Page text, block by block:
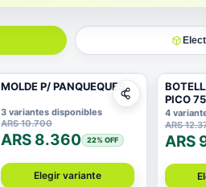
MOLDE P/ PANQUEQUES
3 variantes disponibles
ARS 10.700
ARS 8.360 22% OFF
Elegir variante
PICO
4
ARS
ARS